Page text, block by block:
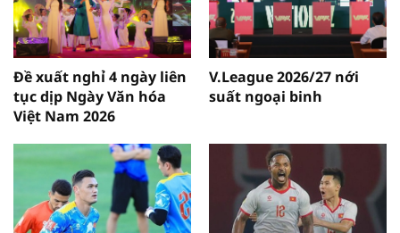
Đề xuất nghỉ 4 ngày liên
tục dịp Ngày Văn hóa
Việt Nam 2026
V.League 2026/27 nới
suất ngoại binh